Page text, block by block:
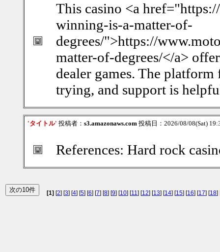
This casino <a
winning-is-a-matter-of-
degrees/">https://
matter-of-degrees/</a>
dealer games. The
trying, and support is
'タイトル' 投稿者： s3.amazonaws.com 投稿日：2026/08/08(Sat)
References: Hard rock
[1] [2] [3] [4] [5] [6] [7] [8] [9] [10] [11] [12] [13] [14] [15] [16] [17] [18]